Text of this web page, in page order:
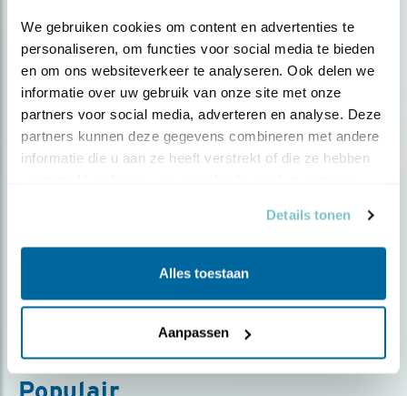
We gebruiken cookies om content en advertenties te
personaliseren, om functies voor social media te bieden
en om ons websiteverkeer te analyseren. Ook delen we
informatie over uw gebruik van onze site met onze
partners voor social media, adverteren en analyse. Deze
partners kunnen deze gegevens combineren met andere
informatie die u aan ze heeft verstrekt of die ze hebben
Details tonen
Alles toestaan
Aanpassen